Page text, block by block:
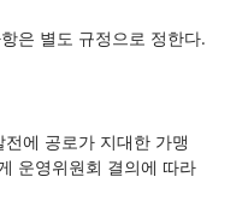
은 별도 규정으로 정한다.
에 공로가 지대한 가맹
운영위원회 결의에 따라